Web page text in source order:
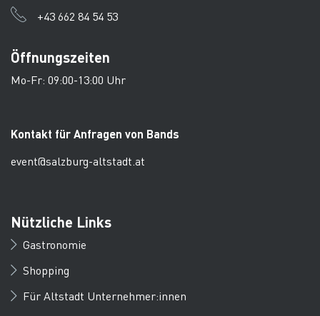
+43 662 84 54 53
Öffnungszeiten
Mo-Fr: 09:00-13:00 Uhr
Kontakt für Anfragen von Bands
event@salzburg-altstadt.at
Nützliche Links
Gastronomie
Shopping
Für Altstadt Unternehmer:innen